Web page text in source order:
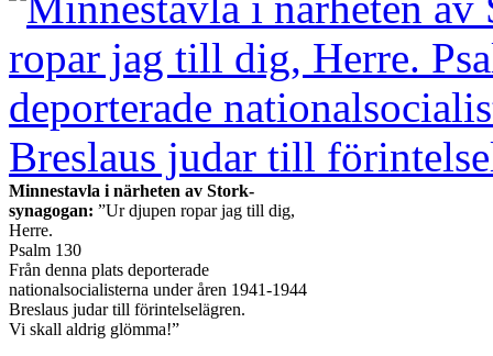
Minnestavla i närheten av Stork-
synagogan: ”Ur djupen ropar jag till dig,
Herre.
Psalm 130
Från denna plats deporterade
nationalsocialisterna under åren 1941-1944
Breslaus judar till förintelselägren.
Vi skall aldrig glömma!”